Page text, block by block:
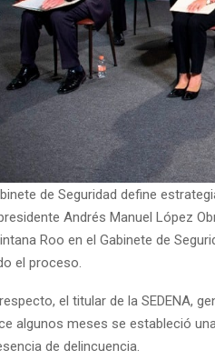
de Seguridad define
Andrés Manuel López
Roo en el Gabinete de
el proceso.
el titular de la SEDENA,
algunos meses se estableció
de delincuencia.